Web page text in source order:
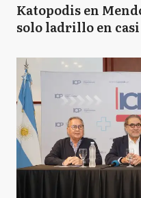
Katopodis en
solo ladrillo en